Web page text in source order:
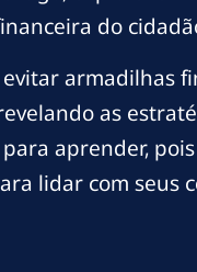
do
armadilhas
as
aprender,
lidar com seus